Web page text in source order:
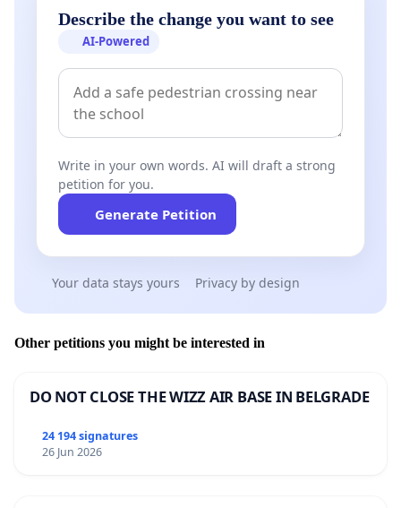
Describe the change you want to see
AI-Powered
Write in your own words. AI will draft a strong
petition for you.
Generate Petition
Your data stays yours Privacy by design
Other petitions you might be interested in
DO NOT CLOSE THE WIZZ AIR BASE IN BELGRADE
24 194 signatures
26 Jun 2026